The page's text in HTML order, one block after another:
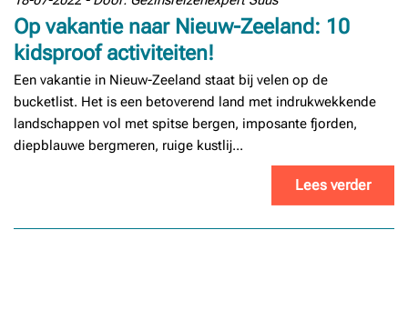
Op vakantie naar Nieuw-Zeeland: 10
kidsproof activiteiten!
Een vakantie in Nieuw-Zeeland staat bij velen op de
bucketlist. Het is een betoverend land met indrukwekkende
landschappen vol met spitse bergen, imposante fjorden,
diepblauwe bergmeren, ruige kustlij...
Lees verder